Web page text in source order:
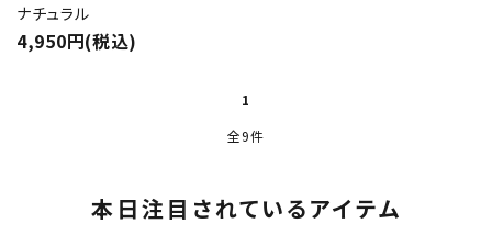
ナチュラル
4,950円(税込)
1
全9件
キーワード
本日注目されているアイテム